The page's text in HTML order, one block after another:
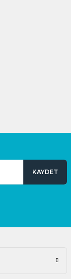
KAYDET